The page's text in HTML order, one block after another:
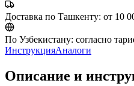
Доставка по Ташкенту: от 10
По Узбекистану: согласно
ИнструкцияАналоги
Описание и